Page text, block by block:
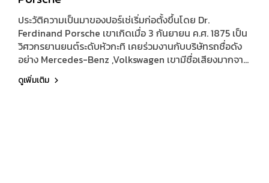
ประวัติความเป็นมาของปอร์เช่เริ่มก่อตั้งขึ้นโดย Dr.
Ferdinand Porsche เขาเกิดเมื่อ 3 กันยายน ค.ศ. 1875 เป็น
วิศวกรยานยนต์ระดับหัวกะทิ เคยร่วมงานกับบริษัทรถชื่อดัง
อย่าง Mercedes-Benz ,Volkswagen เขามีชื่อเสียงมากจาก
การคิดค้นเชื้อเพลิงแบบแก๊สโซลีนเป็นครั้งแรก รวมถึงรถ
Hybrid ที่เห็นกันอยู่ในปัจจุบัน เขาก็คือผู้คิดค้นคนแรกเมื่อปี
ดูเพิ่มเติม